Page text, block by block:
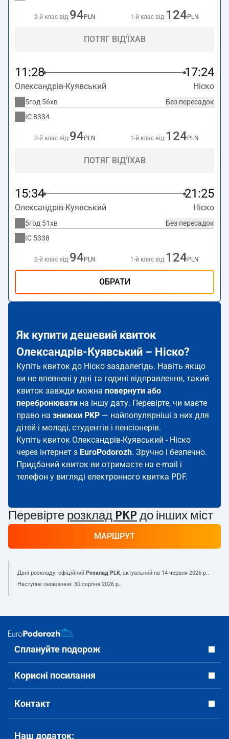
2-й клас від:94 PLN 1-й клас від: 124 PLN
ПОТЯГ ВІД'ЇХАВ
11:28 17:24
Олександрів-Куявський Ніско
Без пересадок
5год 56хв
IC8334
2-й клас від:94 PLN 1-й клас від: 124 PLN
ПОТЯГ ВІД'ЇХАВ
15:34 21:25
Олександрів-Куявський Ніско
Без пересадок
5год 51хв
IC 5338
2-й клас від:94 PLN 1-й клас від: 124 PLN
ОБРАТИ
Як купити дешевий квиток
Олександрів-Куявський – Ніско?
Купіть квиток до Ніско заздалегідь. Навіть якщо
ви не впевнені у дні та годині відправлення, такий
квиток завжди можна повернути або
перебронювати на іншу дату. Перевірте, чи маєте
право на знижки PKP — найпопулярніші з них для
дітей і молоді, студентів і пенсіонерів.
Купіть квиток Олександрів-Куявський - Ніско
через інтернет з EuroPodorozh. Зручно і безпечно.
Придбаний квиток ви отримаєте на e-mail і
телефон у вигляді електронного квитка PDF.
Перевірте розклад PKP до інших міст
МАРШРУТ
Дані розкладу: офіційний Розклад PLK, актуальний на 14 червня 2026 р..
Наступне оновлення: 30 серпня 2026 р..
Сплануйте подорож
Корисні посилання
Контакт
Наш додаток: